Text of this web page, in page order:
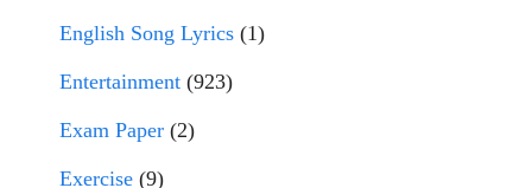
English Song Lyrics (1)
Entertainment (923)
Exam Paper (2)
Exercise (9)